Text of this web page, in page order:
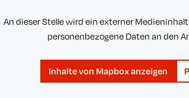
An dieser Stelle wird ein externer
personenbezogene Daten an den
Inhalte von Mapbox anzeigen